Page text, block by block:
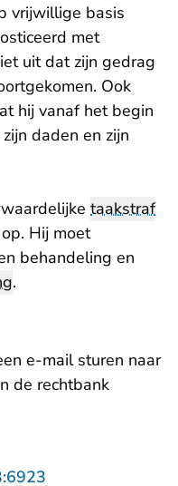
vrijwillige basis
met
uit dat zijn gedrag
Ook
hij vanaf het begin
daden en zijn
taakstraf
Hij moet
behandeling en
.
e-mail- U verlaat
sturen naar
de rechtbank